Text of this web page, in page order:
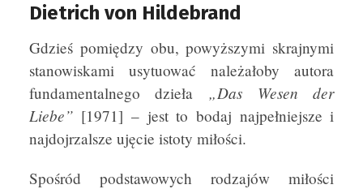
Dietrich von Hildebrand
Gdzieś pomiędzy obu, powyższymi skrajnymi
stanowiskami usytuować należałoby autora
fundamentalnego dzieła „Das Wesen der
Liebe” [1971] – jest to bodaj najpełniejsze i
najdojrzalsze ujęcie istoty miłości.
Spośród podstawowych rodzajów miłości